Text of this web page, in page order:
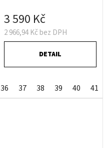
47
2 966,94 Kč bez DPH
3 590 Kč
DETAIL
36 37 38 39 40 41